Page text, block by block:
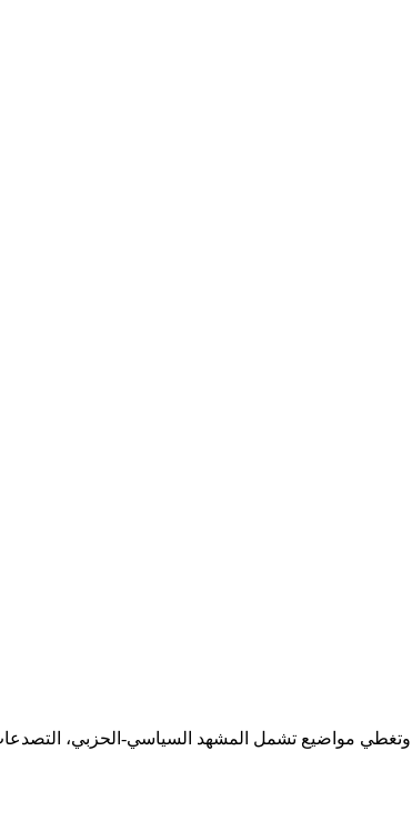
وتغطي مواضيع تشمل المشهد السياسي-الحزبي،